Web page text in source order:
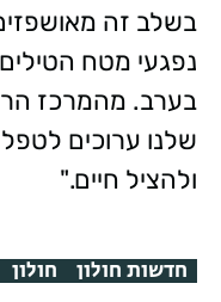
נפגעי מטח
בערב. מהמרכז
שלנו ערוכים
ולהציל חיים."
חדשות חולון חולון